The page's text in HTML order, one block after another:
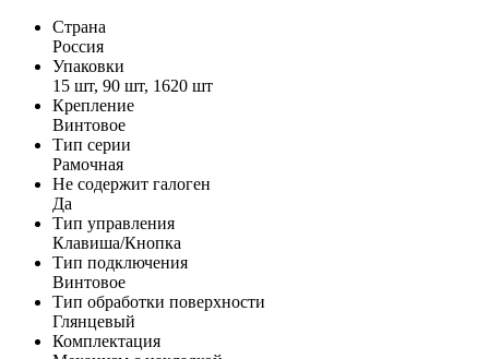
Страна
Россия
Упаковки
15 шт, 90 шт, 1620 шт
Крепление
Винтовое
Тип серии
Рамочная
Не содержит галоген
Да
Тип управления
Клавиша/Кнопка
Тип подключения
Винтовое
Тип обработки поверхности
Глянцевый
Комплектация